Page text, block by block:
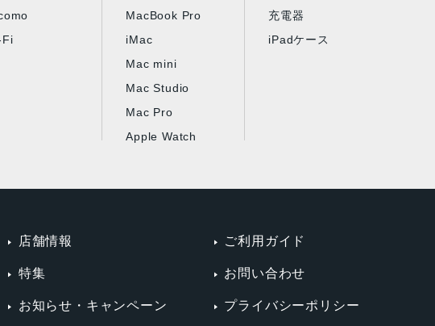
Fi
MacBook Pro
iMac
Mac mini
Mac Studio
Mac Pro
Apple Watch
充電器
iPadケース
店舗情報
特集
お知らせ・キャンペーン
ご利用ガイド
お問い合わせ
プライバシーポリシー